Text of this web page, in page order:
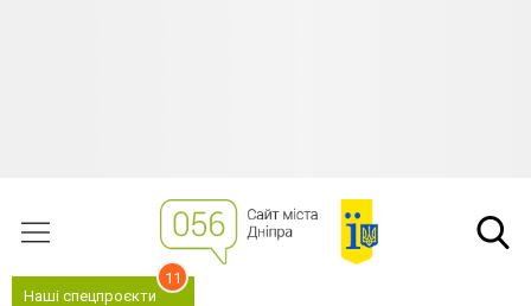
Наші спецпроєкти
11